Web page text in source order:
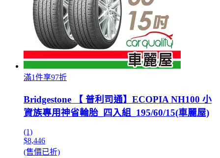
滿1件享97折
Bridgestone 【 普利司通】ECOPIA NH100 小
資族專用神省輪胎_四入組_195/60/15(車麗屋)
(1)
$8,446
(售價已折)